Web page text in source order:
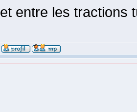
et entre les tractions